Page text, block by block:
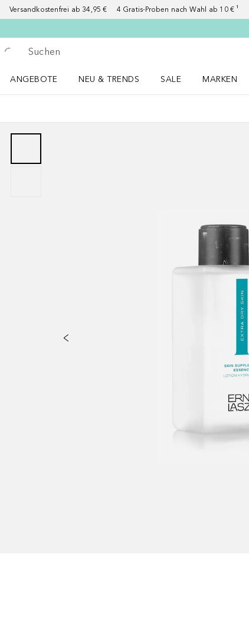
Versandkostenfrei ab 34,95 € 4 Gratis-Proben nach Wahl ab 10 € ¹
Gehe zurück
Suche ausführen
ANGEBOTE
NEU & TRENDS
SALE
MARKEN